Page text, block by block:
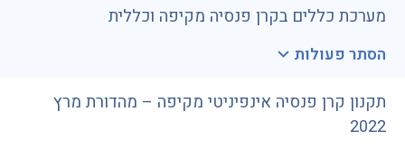
מערכת כללים בקרן פנסיה מקיפה וכללית
הסתר פעולות
תקנון קרן פנסיה אינפיניטי מקיפה – מהדורת מרץ
2022